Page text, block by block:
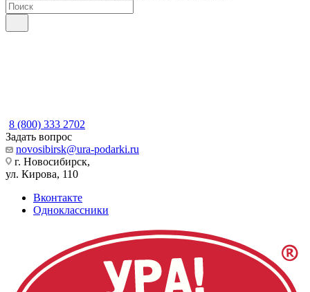
8 (800) 333 2702
Задать вопрос
novosibirsk@ura-podarki.ru
г. Новосибирск,
ул. Кирова, 110
Вконтакте
Одноклассники